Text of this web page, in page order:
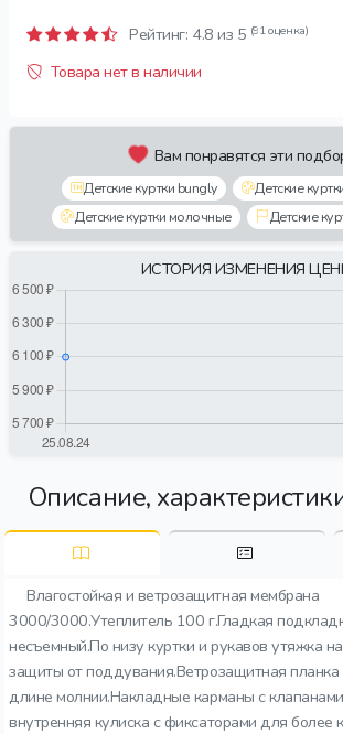
Рейтинг: 4.8 из 5 (91 оценка)
Товара нет в наличии
Вам понравятся эти
Детские куртки bungly
Детские
Детские куртки молочные
Детские
ИСТОРИЯ ИЗМЕНЕНИЯ
Описание,
Влагостойкая и ветрозащитная мембрана
3000/3000.Утеплитель 100 г.Гладкая
несъемный.По низу куртки и рукавов утяжка
защиты от поддувания.Ветрозащитная планка
длине молнии.Накладные карманы с
внутренняя кулиска с фиксаторами для более